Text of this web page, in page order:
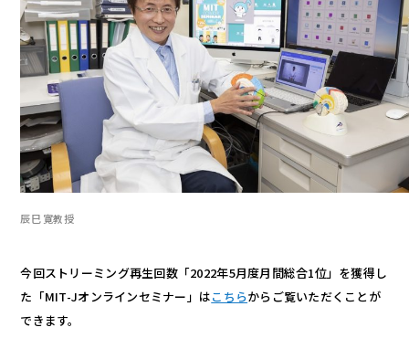
辰巳 寛教授
今回ストリーミング再生回数「2022年5月度月間総合1位」を獲得し
た「MIT-Jオンラインセミナー」はこちらからご覧いただくことが
できます。